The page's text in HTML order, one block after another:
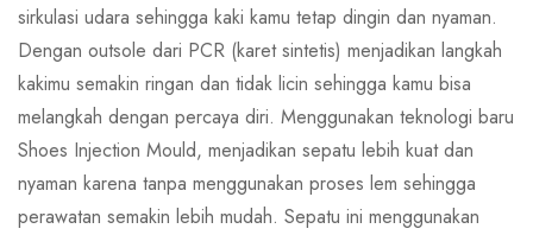
sirkulasi udara sehingga kaki kamu tetap dingin dan nyaman.
Dengan outsole dari PCR (karet sintetis) menjadikan langkah
kakimu semakin ringan dan tidak licin sehingga kamu bisa
melangkah dengan percaya diri. Menggunakan teknologi baru
Shoes Injection Mould, menjadikan sepatu lebih kuat dan
nyaman karena tanpa menggunakan proses lem sehingga
perawatan semakin lebih mudah. Sepatu ini menggunakan